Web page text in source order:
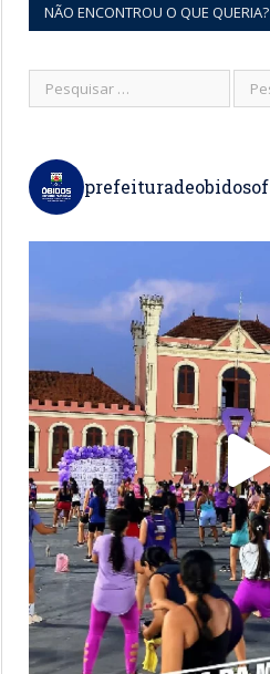
NÃO ENCONTROU O QUE QUERIA?
prefeituradeobidosof